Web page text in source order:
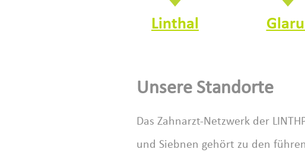
Linthal
Unsere Standorte
Das Zahnarzt-Netzwerk der
und Siebnen gehört zu den